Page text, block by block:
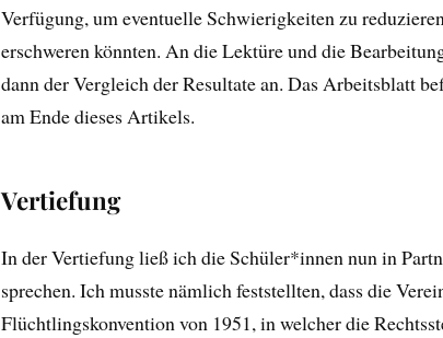
Verfügung, um eventuelle Schwierigkeiten zu
erschweren könnten. An die Lektüre und die
dann der Vergleich der Resultate an. Das Arbeitsblatt
am Ende dieses Artikels.
Vertiefung
In der Vertiefung ließ ich die Schüler*innen nun in
sprechen. Ich musste nämlich feststellten, dass die
Flüchtlingskonvention von 1951, in welcher die